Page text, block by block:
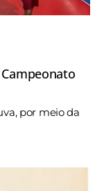
por meio da